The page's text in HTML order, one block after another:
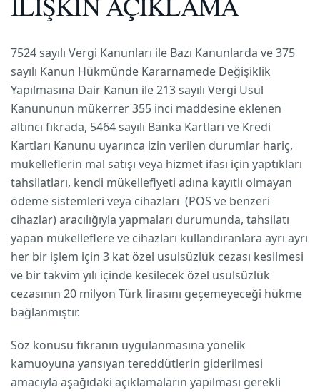
7524 sayılı Vergi Kanunları ile Bazı Kanunlarda ve 375
sayılı Kanun Hükmünde Kararnamede Değişiklik
Yapılmasına Dair Kanun ile 213 sayılı Vergi Usul
Kanununun mükerrer 355 inci maddesine eklenen
altıncı fıkrada, 5464 sayılı Banka Kartları ve Kredi
Kartları Kanunu uyarınca izin verilen durumlar hariç,
mükelleflerin mal satışı veya hizmet ifası için yaptıkları
tahsilatları, kendi mükellefiyeti adına kayıtlı olmayan
ödeme sistemleri veya cihazları (POS ve benzeri
cihazlar) aracılığıyla yapmaları durumunda, tahsilatı
yapan mükelleflere ve cihazları kullandıranlara ayrı ayrı
her bir işlem için 3 kat özel usulsüzlük cezası kesilmesi
ve bir takvim yılı içinde kesilecek özel usulsüzlük
cezasının 20 milyon Türk lirasını geçemeyeceği hükme
bağlanmıştır.
Söz konusu fıkranın uygulanmasına yönelik
kamuoyuna yansıyan tereddütlerin giderilmesi
amacıyla aşağıdaki açıklamaların yapılması gerekli